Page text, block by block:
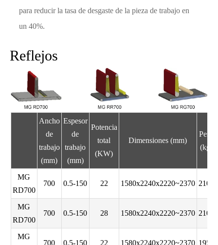
para reducir la tasa de desgaste de la pieza de trabajo en
un 40%.
Reflejos
Ancho
de
trabajo
(mm)
Espesor
de
trabajo
(mm)
Potencia
total
(KW)
Dimensiones (mm)
Peso
(kg)
MG
RD700
700 0.5-150 22 1580x2240x2220~2370 2100
MG
RD700
700 0.5-150 28 1580x2240x2220~2370 2100
MG
700 0.5-150 22 1580x2240x2220~2370 1950